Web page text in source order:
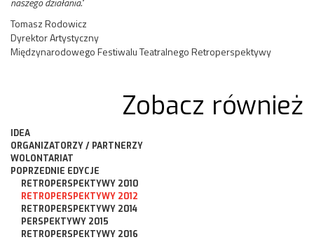
Tomasz Rodowicz
Dyrektor Artystyczny
Międzynarodowego Festiwalu Teatralnego Retroperspektywy
Zobacz również
IDEA
ORGANIZATORZY / PARTNERZY
WOLONTARIAT
POPRZEDNIE EDYCJE
RETROPERSPEKTYWY 2010
RETROPERSPEKTYWY 2012
RETROPERSPEKTYWY 2014
PERSPEKTYWY 2015
RETROPERSPEKTYWY 2016